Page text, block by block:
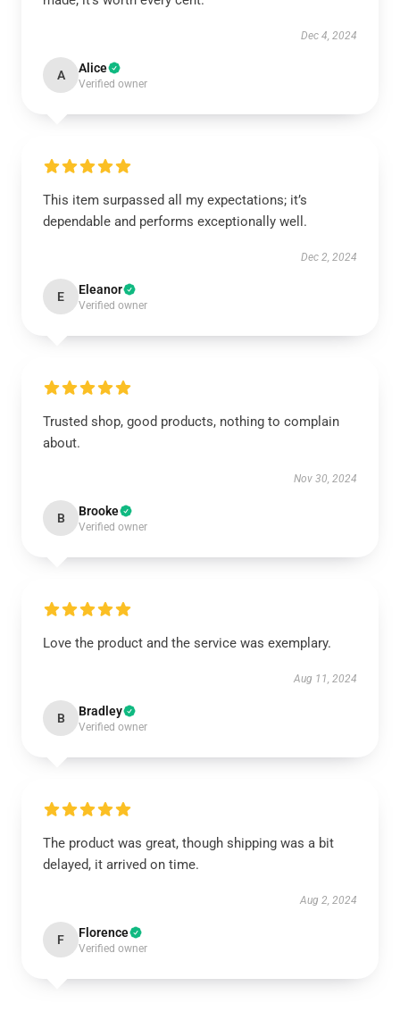
Dec 4, 2024
A Alice
Verified owner
This item surpassed all my expectations; it’s
dependable and performs exceptionally well.
Dec 2, 2024
E Eleanor
Verified owner
Trusted shop, good products, nothing to complain
about.
Nov 30, 2024
B Brooke
Verified owner
Love the product and the service was exemplary.
Aug 11, 2024
B Bradley
Verified owner
The product was great, though shipping was a bit
delayed, it arrived on time.
Aug 2, 2024
F Florence
Verified owner